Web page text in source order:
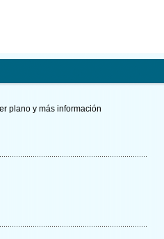
plano y más información